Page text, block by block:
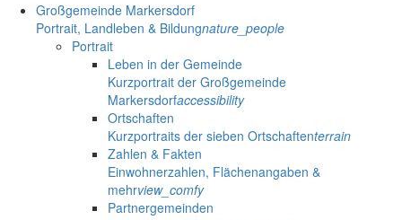
Großgemeinde Markersdorf
Portrait, Landleben & Bildungnature_people
Portrait
Leben in der Gemeinde
Kurzportrait der Großgemeinde
Markersdorfaccessibility
Ortschaften
Kurzportraits der sieben Ortschaftenterrain
Zahlen & Fakten
Einwohnerzahlen, Flächenangaben &
mehrview_comfy
Partnergemeinden